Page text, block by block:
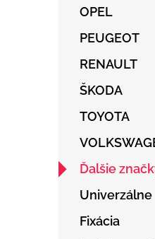
OPEL
PEUGEOT
RENAULT
ŠKODA
TOYOTA
Ďalšie
Univerzálne
Fixácia